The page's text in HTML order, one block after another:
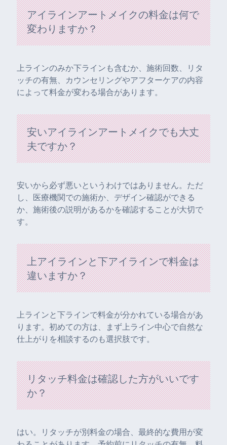
アイラインアートメイクの料金は何で
変わりますか？
上ラインのみか下ラインも含むか、施術回数、リタ
ッチの有無、カウンセリングやアフターケアの内容
によって料金が変わる場合があります。
安いアイラインアートメイクでも大丈
夫ですか？
安いから必ず悪いというわけではありません。ただ
し、医療機関での施術か、デザイン確認ができる
か、施術後の説明があるかを確認することが大切で
す。
上アイラインと下アイラインで料金は
違いますか？
上ラインと下ラインで料金が分かれている場合があ
ります。初めての方は、まず上ライン中心で自然な
仕上がりを相談するのも選択肢です。
リタッチ料金は確認した方がいいです
か？
はい。リタッチが別料金の場合、最終的な費用が変